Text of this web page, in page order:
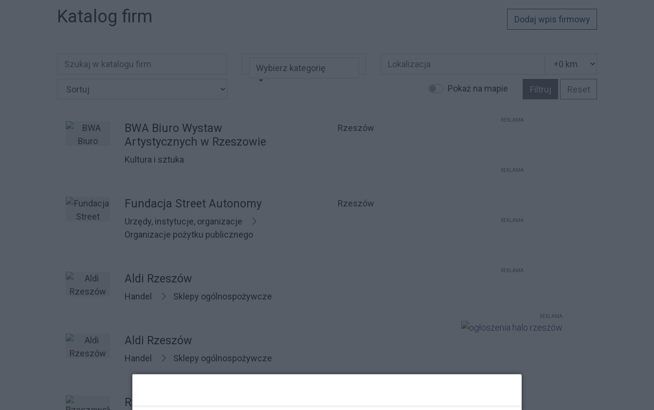
Katalog firm Dodaj wpis firmowy
Wybierz kategorię
Pokaż na mapie Filtruj Reset
BWA Biuro Wystaw
Artystycznych w Rzeszowie
Kultura i sztuka
Rzeszów
Fundacja Street Autonomy
Urzędy, instytucje, organizacje
Organizacje pożytku publicznego
Rzeszów
Aldi Rzeszów
Handel Sklepy ogólnospożywcze
Aldi Rzeszów
Handel Sklepy ogólnospożywcze
Rzeszowskie Piwnice
REKLAMA
REKLAMA
REKLAMA
REKLAMA
REKLAMA